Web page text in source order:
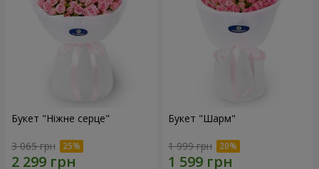
Букет "Ніжне серце"
3 065 грн
Букет "Шарм"
1 999 грн